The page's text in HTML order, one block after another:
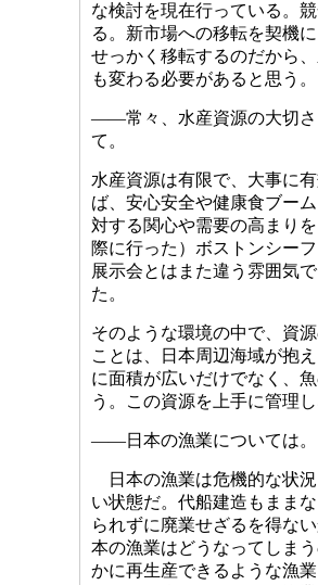
な検討を現在行っている。
る。新市場への移転を契機
せっかく移転するのだから
も変わる必要があると思う
――常々、水産資源の大切さ
て。
水産資源は有限で、大事に
ば、安心安全や健康食ブー
対する関心や需要の高まり
際に行った）ボストンシー
展示会とはまた違う雰囲気
た。
そのような環境の中で、資
ことは、日本周辺海域が抱
に面積が広いだけでなく、
う。この資源を上手に管理
――日本の漁業については。
日本の漁業は危機的な状
い状態だ。代船建造もまま
られずに廃業せざるを得な
本の漁業はどうなってしま
かに再生産できるような漁